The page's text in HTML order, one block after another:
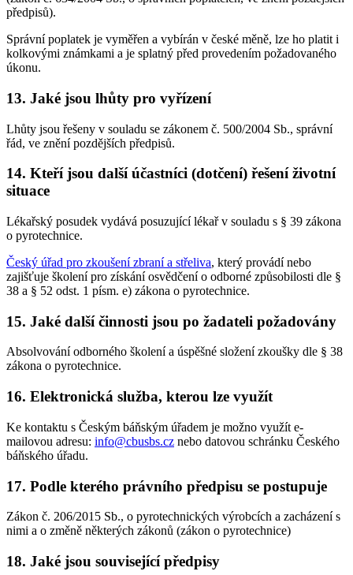
předpisů).
Správní poplatek je vyměřen a vybírán v české měně, lze ho platit i
kolkovými známkami a je splatný před provedením požadovaného
úkonu.
13. Jaké jsou lhůty pro vyřízení
Lhůty jsou řešeny v souladu se zákonem č. 500/2004 Sb., správní
řád, ve znění pozdějších předpisů.
14. Kteří jsou další účastníci (dotčení) řešení životní
situace
Lékařský posudek vydává posuzující lékař v souladu s § 39 zákona
o pyrotechnice.
Český úřad pro zkoušení zbraní a střeliva, který provádí nebo
zajišťuje školení pro získání osvědčení o odborné způsobilosti dle §
38 a § 52 odst. 1 písm. e) zákona o pyrotechnice.
15. Jaké další činnosti jsou po žadateli požadovány
Absolvování odborného školení a úspěšné složení zkoušky dle § 38
zákona o pyrotechnice.
16. Elektronická služba, kterou lze využít
Ke kontaktu s Českým báňským úřadem je možno využít e-
mailovou adresu: info@cbusbs.cz nebo datovou schránku Českého
báňského úřadu.
17. Podle kterého právního předpisu se postupuje
Zákon č. 206/2015 Sb., o pyrotechnických výrobcích a zacházení s
nimi a o změně některých zákonů (zákon o pyrotechnice)
18. Jaké jsou související předpisy